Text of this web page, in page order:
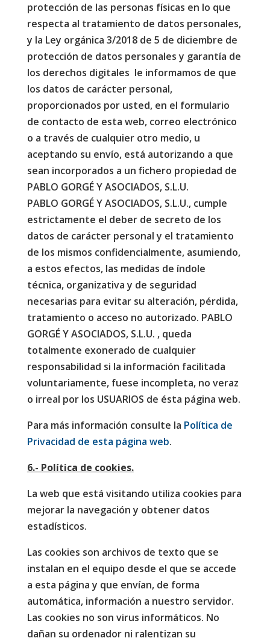
protección de las personas físicas en lo que
respecta al tratamiento de datos personales,
y la Ley orgánica 3/2018 de 5 de diciembre de
protección de datos personales y garantía de
los derechos digitales le informamos de que
los datos de carácter personal,
proporcionados por usted, en el formulario
de contacto de esta web, correo electrónico
o a través de cualquier otro medio, u
aceptando su envío, está autorizando a que
sean incorporados a un fichero propiedad de
PABLO GORGÉ Y ASOCIADOS, S.L.U.
PABLO GORGÉ Y ASOCIADOS, S.L.U., cumple
estrictamente el deber de secreto de los
datos de carácter personal y el tratamiento
de los mismos confidencialmente, asumiendo,
a estos efectos, las medidas de índole
técnica, organizativa y de seguridad
necesarias para evitar su alteración, pérdida,
tratamiento o acceso no autorizado. PABLO
GORGÉ Y ASOCIADOS, S.L.U. , queda
totalmente exonerado de cualquier
responsabilidad si la información facilitada
voluntariamente, fuese incompleta, no veraz
o irreal por los USUARIOS de ésta página web.
Para más información consulte la Política de
Privacidad de esta página web.
6.- Política de cookies.
La web que está visitando utiliza cookies para
mejorar la navegación y obtener datos
estadísticos.
Las cookies son archivos de texto que se
instalan en el equipo desde el que se accede
a esta página y que envían, de forma
automática, información a nuestro servidor.
Las cookies no son virus informáticos. No
dañan su ordenador ni ralentizan su